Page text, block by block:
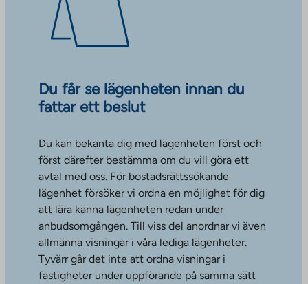
Du får se lägenheten innan du
fattar ett beslut
Du kan bekanta dig med lägenheten först och
först därefter bestämma om du vill göra ett
avtal med oss. För bostadsrättssökande
lägenhet försöker vi ordna en möjlighet för dig
att lära känna lägenheten redan under
anbudsomgången. Till viss del anordnar vi även
allmänna visningar i våra lediga lägenheter.
Tyvärr går det inte att ordna visningar i
fastigheter under uppförande på samma sätt